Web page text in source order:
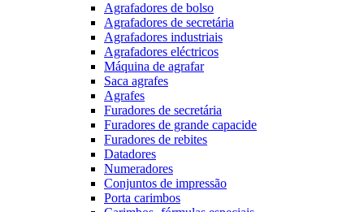
Agrafadores de bolso
Agrafadores de secretária
Agrafadores industriais
Agrafadores eléctricos
Máquina de agrafar
Saca agrafes
Agrafes
Furadores de secretária
Furadores de grande capacide
Furadores de rebites
Datadores
Numeradores
Conjuntos de impressão
Porta carimbos